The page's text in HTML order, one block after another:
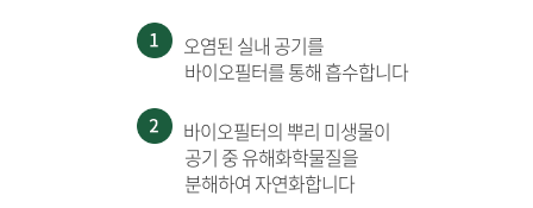
오염된 실내 공기를
바이오필터를 통해 흡수합니다
바이오필터의 뿌리 미생물이
공기 중 유해화학물질을
분해하여 자연화합니다